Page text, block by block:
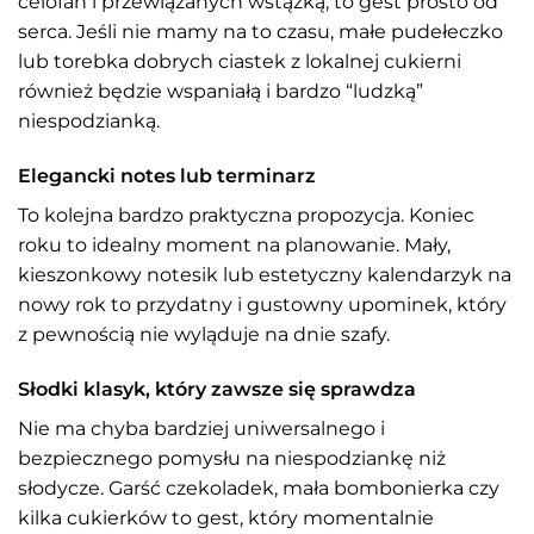
serca. Jeśli nie mamy na to czasu, małe pudełeczko
lub torebka dobrych ciastek z lokalnej cukierni
również będzie wspaniałą i bardzo “ludzką”
niespodzianką.
Elegancki notes lub terminarz
To kolejna bardzo praktyczna propozycja. Koniec
roku to idealny moment na planowanie. Mały,
kieszonkowy notesik lub estetyczny kalendarzyk na
nowy rok to przydatny i gustowny upominek, który
z pewnością nie wyląduje na dnie szafy.
Słodki klasyk, który zawsze się sprawdza
Nie ma chyba bardziej uniwersalnego i
bezpiecznego pomysłu na niespodziankę niż
słodycze. Garść czekoladek, mała bombonierka czy
kilka cukierków to gest, który momentalnie